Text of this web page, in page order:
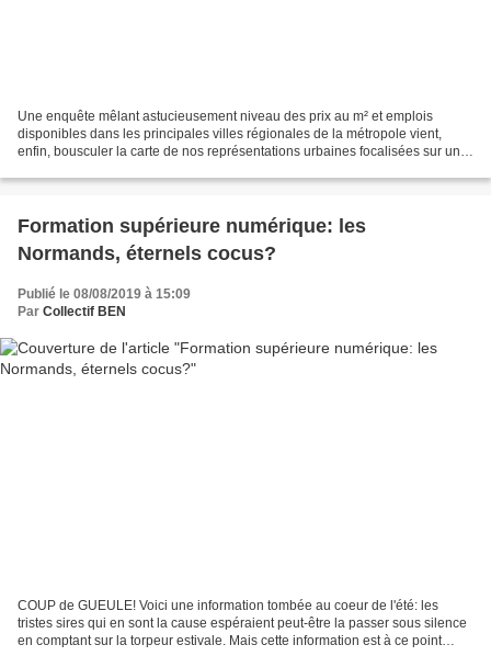
Une enquête mêlant astucieusement niveau des prix au m² et emplois
disponibles dans les principales villes régionales de la métropole vient,
enfin, bousculer la carte de nos représentations urbaines focalisées sur une
Formation supérieure numérique: les
Normands, éternels cocus?
Publié le 08/08/2019 à 15:09
Par Collectif BEN
COUP de GUEULE! Voici une information tombée au coeur de l'été: les
tristes sires qui en sont la cause espéraient peut-être la passer sous silence
en comptant sur la torpeur estivale. Mais cette information est à ce point